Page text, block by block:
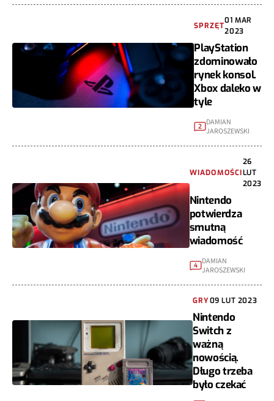
SPRZĘT
01 MAR
2023
PlayStation
zdominowało
rynek konsol.
Xbox daleko w
tyle
2
DAMIAN
JAROSZEWSKI
WIADOMOŚCI
26
LUT
2023
Nintendo
potwierdza
smutną
wiadomość
4 DAMIAN
JAROSZEWSKI
GRY09 LUT 2023
Nintendo
Switch z
ważną
nowością.
Długo trzeba
było czekać